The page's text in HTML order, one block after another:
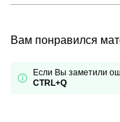
Вам понравился
Если Вы заметили
CTRL+Q